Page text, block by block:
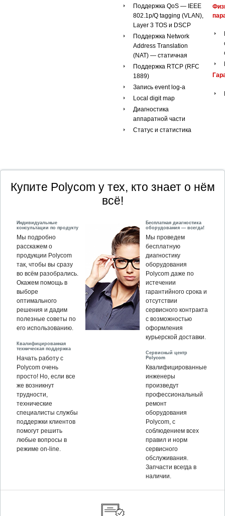
Поддержка QoS — IEEE
802.1p/Q tagging (VLAN),
Layer 3 TOS и DSCP
Поддержка Network
Address Translation
(NAT) — статичная
Поддержка RTCP (RFC
1889)
Запись event log-а
Local digit map
Диагностика
аппаратной части
Статус и статистика
Купите Polycom у тех, кто знает о нём
всё!
Индивидуальные
консультации по продукту
Мы подробно
расскажем о
продукции Polycom
так, чтобы вы сразу
во всём разобрались.
Окажем помощь в
выборе
оптимального
решения и дадим
полезные советы по
его использованию.
Квалифицированная
техническая поддержка
Начать работу с
Polycom очень
просто! Но, если все
же возникнут
трудности,
технические
специалисты службы
поддержки клиентов
помогут решить
любые вопросы в
режиме on-line.
Бесплатная диагностика
оборудования — всегда!
Мы проведем
бесплатную
диагностику
оборудования
Polycom даже по
истечении
гарантийного срока и
отсутствии
сервисного контракта
с возможностью
оформления
курьерской доставки.
Сервисный центр
Polycom
Квалифицированные
инженеры
произведут
профессиональный
ремонт
оборудования
Polycom, c
соблюдением всех
правил и норм
сервисного
обслуживания.
Запчасти всегда в
наличии.